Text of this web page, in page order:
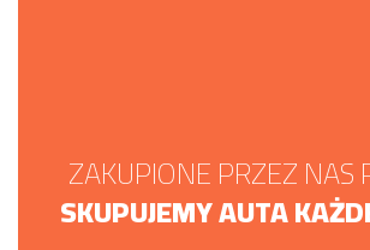
ZAKUPIONE PRZEZ NAS
SKUPUJEMY AUTA